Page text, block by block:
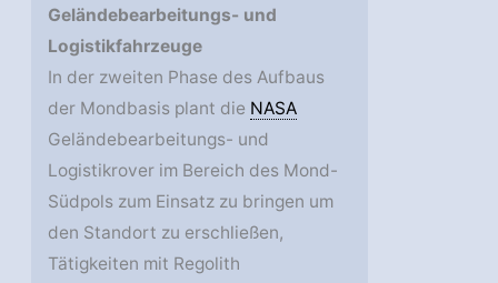
Geländebearbeitungs- und
Logistikfahrzeuge
In der zweiten Phase des Aufbaus
der Mondbasis plant die NASA
Geländebearbeitungs- und
Logistikrover im Bereich des Mond-
Südpols zum Einsatz zu bringen um
den Standort zu erschließen,
Tätigkeiten mit Regolith